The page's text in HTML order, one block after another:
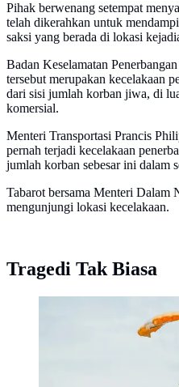
Pihak berwenang setempat
telah dikerahkan untuk
saksi yang berada di lokasi
Badan Keselamatan
tersebut merupakan kecelakaan
dari sisi jumlah korban jiwa, di
komersial.
Menteri Transportasi Prancis
pernah terjadi kecelakaan
jumlah korban sebesar ini dalam
Tabarot bersama Menteri Dalam
mengunjungi lokasi kecelakaan.
Tragedi Tak Biasa
Turner/Unsplash.com)